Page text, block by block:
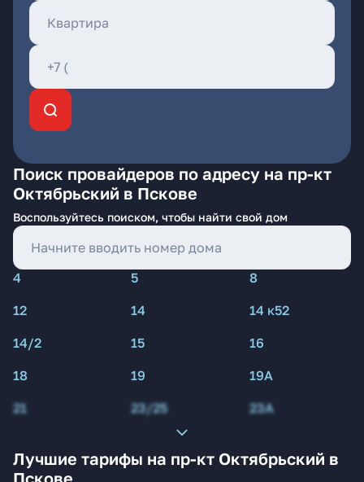
Поиск провайдеров по адресу на пр-кт
Октябрьский в Пскове
Воспользуйтесь поиском, чтобы найти свой дом
4 5
8
12
14
14 к52
14/2
15
16
18
19
19А
21
23/25 23А
Лучшие тарифы на пр-кт Октябрьский в
Пскове